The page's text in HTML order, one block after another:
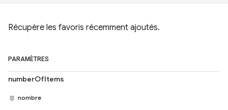
Récupère les favoris récemment ajoutés.
PARAMÈTRES
numberOfItems
nombre